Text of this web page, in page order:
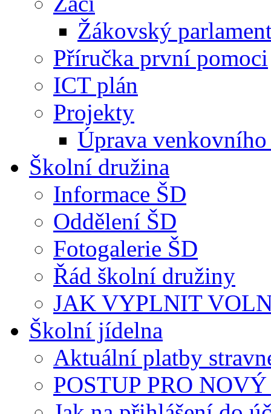
Žákovský
Příručka první pomoci
ICT plán
Projekty
Úprava
Školní družina
Informace ŠD
Oddělení ŠD
Fotogalerie ŠD
Řád školní družiny
JAK VYPLNIT
Školní jídelna
Aktuální platby
POSTUP PRO